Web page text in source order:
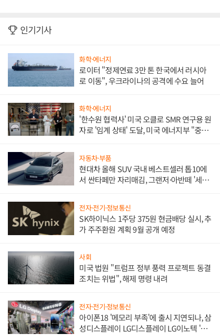
인기기사
화학·에너지
로이터 "정제연료 3만 톤 한국에서 러시아
로 이동", 우크라이나의 공격에 수요 늘어
화학·에너지
'한수원 협력사' 미국 오클로 SMR 연구용 원
자로 '임계 상태' 도달, 미국 에너지부 "중요
자동차·부품
현대차 올해 SUV 국내 베스트셀러 톱10에
서 싼타페만 자리매김, 그랜저·아반떼 '세단
전자·전기·정보통신
SK하이닉스 1주당 375원 현금배당 실시, 추
가 주주환원 계획 9월 공개 예정
사회
미국 법원 "트럼프 정부 풍력 프로젝트 동결
조치는 위법", 해제 명령 내려
전자·전기·정보통신
아이폰18 '메모리 부족'에 출시 지연되나, 삼
성디스플레이 LG디스플레이 LG이노텍 '탈